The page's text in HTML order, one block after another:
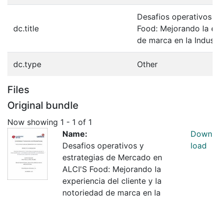
dc.title
Desafios operativos
Food: Mejorando la
de marca en la
dc.type Other
Files
Original bundle
Now showing 1 - 1 of 1
Name:
Desafios operativos y
estrategias de Mercado en
ALCI'S Food: Mejorando la
experiencia del cliente y la
notoriedad de marca en la
Down
load